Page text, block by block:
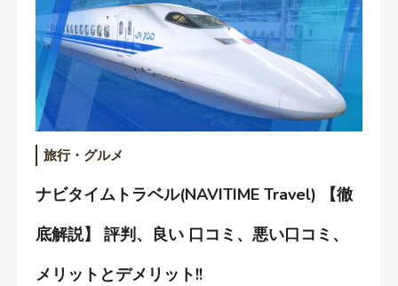
旅行・グルメ
ナビタイムトラベル(NAVITIME Travel) 【徹
底解説】 評判、良い 口コミ、悪い口コミ、
メリットとデメリット!!